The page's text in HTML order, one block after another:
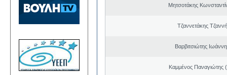
Μητσοτάκης
Τζαννετάκης
Βαρβιτσιώτης
Καμμένος Παναγιώτης